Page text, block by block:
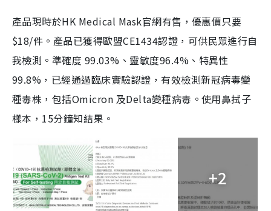
產品現時於HK Medical Mask官網有售，優惠價只要
$18/件。產品已獲得歐盟CE1434認證，可供民眾進行自
我檢測。準確度 99.03%、靈敏度96.4%、特異性
99.8%，已經通過臨床實驗認證，有效檢測新冠病毒變
種毒株，包括Omicron 及Delta變種病毒。使用鼻拭子
樣本，15分鐘知結果。
+2